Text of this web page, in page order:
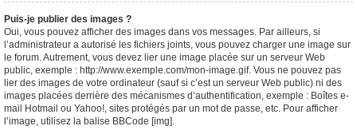
Puis-je publier des images ?
Oui, vous pouvez afficher des images dans vos messages. Par ailleurs, si
l’administrateur a autorisé les fichiers joints, vous pouvez charger une image sur
le forum. Autrement, vous devez lier une image placée sur un serveur Web
public, exemple : http://www.exemple.com/mon-image.gif. Vous ne pouvez pas
lier des images de votre ordinateur (sauf si c’est un serveur Web public) ni des
images placées derrière des mécanismes d’authentification, exemple : Boîtes e-
mail Hotmail ou Yahoo!, sites protégés par un mot de passe, etc. Pour afficher
l’image, utilisez la balise BBCode [img].